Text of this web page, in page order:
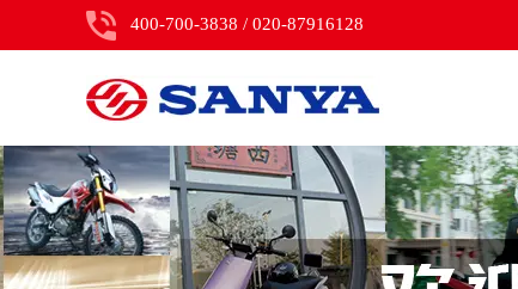
400-700-3838 / 020-87916128